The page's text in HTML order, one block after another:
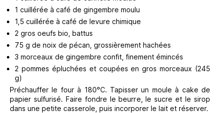
1 cuillérée à café de gingembre moulu
1,5 cuillérée à café de levure chimique
2 gros oeufs bio, battus
75 g de noix de pécan, grossièrement hachées
3 morceaux de gingembre confit, finement émincés
2 pommes épluchées et coupées en gros morceaux (245
g)
Préchauffer le four à 180°C. Tapisser un moule à cake de
papier sulfurisé. Faire fondre le beurre, le sucre et le sirop
dans une petite casserole, puis incorporer le lait et réserver.